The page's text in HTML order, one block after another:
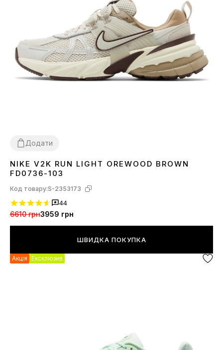
Додати
3637 38394041 42 43 4445
NIKE V2K RUN LIGHT OREWOOD BROWN
FD0736-103
Код товару:S-2353173
44
6610 грн3959 грн
ШВИДКА ПОКУПКА
Акція Ексклюзив